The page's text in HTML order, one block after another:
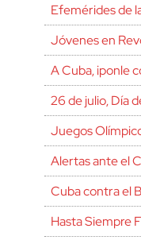
Efemérides de
Jóvenes en
A Cuba, ¡ponle
26 de julio, Día
Juegos
Alertas ante el
Cuba contra el
Hasta Siempre